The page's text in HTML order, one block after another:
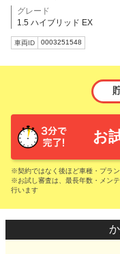
グレード
1.5 ハイブリッド EX
車両ID 0003251548
お
※契約ではなく後ほど車種・プラ
※お試し審査は、最長年数・メン
行います